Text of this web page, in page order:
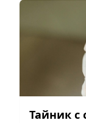
Тайник